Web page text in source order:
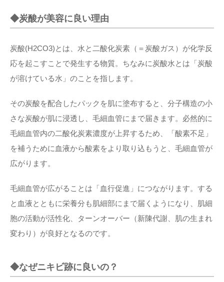
◆炭酸が美容に良い理由
炭酸(H2CO3)とは、水と二酸化炭素（＝炭酸ガス）が化学反
応を起こすことで発生する物質。ちなみに炭酸水とは「炭酸
が溶けている水」のことを指します。
その炭酸を配合したパックを肌に塗布すると、分子構造の小
さな炭酸が肌に浸透し、毛細血管にまで届きます。必然的に
毛細血管内の二酸化炭素濃度が上昇するため、「酸素不足」
を補うために血液から酸素をより取り込もうと、毛細血管が
広がります。
毛細血管が広がることは「血行促進」につながります。する
と血液とともに栄養分も肌細部にまで届くようになり、肌細
胞の活動が活性化、ターンオーバー（新陳代謝、肌の生まれ
変わり）が良好となるのです。
◆なぜニキビ跡に良いの？